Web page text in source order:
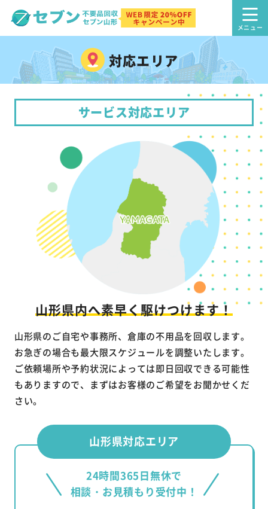
対応エリア
サービス対応エリア
山形県内へ素早く駆けつけます！
山形県のご自宅や事務所、倉庫の不用品を回収します。
お急ぎの場合も最大限スケジュールを調整いたします。
ご依頼場所や予約状況によっては即日回収できる可能性
もありますので、まずはお客様のご希望をお聞かせくだ
さい。
山形県対応エリア
24時間365日無休で
相談・お見積もり受付中！